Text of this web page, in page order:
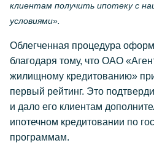
клиентам получить ипотеку с
условиями».
Облегченная процедура
благодаря тому, что ОАО
жилищному кредитованию»
первый рейтинг. Это
и дало его клиентам
ипотечном кредитовании по
программам.